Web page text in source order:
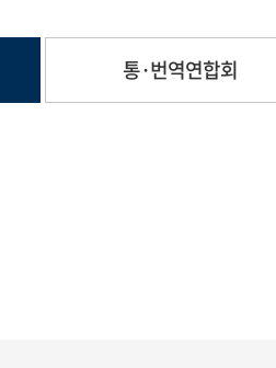
통·번역연합회